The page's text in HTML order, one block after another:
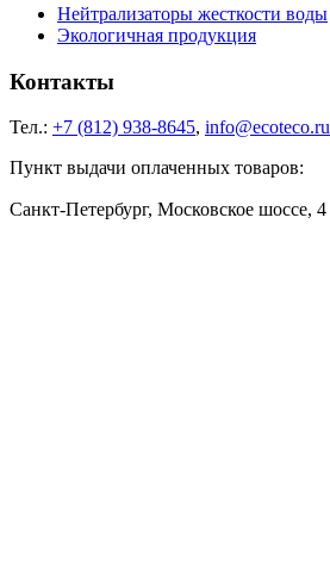
Нейтрализаторы жесткости воды
Экологичная продукция
Контакты
Тел.: +7 (812) 938-8645, info@ecoteco.ru
Пункт выдачи оплаченных товаров:
Санкт-Петербург, Московское шоссе, 4